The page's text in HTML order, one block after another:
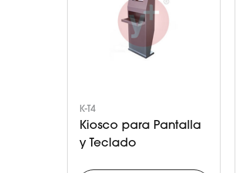
K-T4
Kiosco para Pantalla
y Teclado